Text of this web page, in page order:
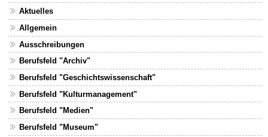
Aktuelles
Allgemein
Ausschreibungen
Berufsfeld "Archiv"
Berufsfeld "Geschichtswissenschaft"
Berufsfeld "Kulturmanagement"
Berufsfeld "Medien"
Berufsfeld "Museum"